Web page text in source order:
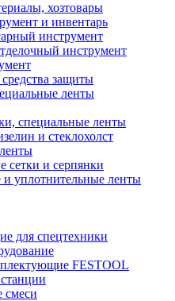
хозтовары
и инвентарь
инструмент
инструмент
защиты
ленты
специальные ленты
и стеклохолст
сетки и серпянки
уплотнительные ленты
для спецтехники
FESTOOL
смеси